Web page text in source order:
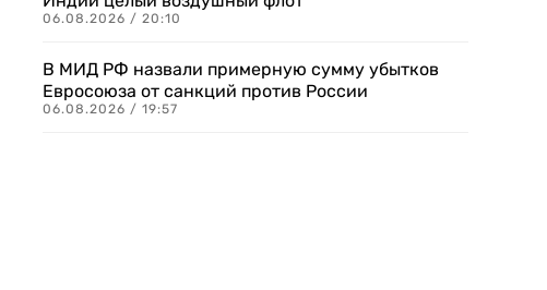
06.08.2026 / 20:10
В МИД РФ назвали примерную сумму убытков
Евросоюза от санкций против России
06.08.2026 / 19:57